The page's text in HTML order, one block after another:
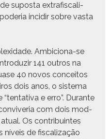
supos­ta extrafis­cal­i­
incidir sobre vas­ta
Ambi­ciona-se
141 out­ros na
40 novos con­ceitos
dois anos, o sis­tema
e erro”. Durante
com dois mod­
Os con­tribuintes
níveis de fis­cal­iza­ção